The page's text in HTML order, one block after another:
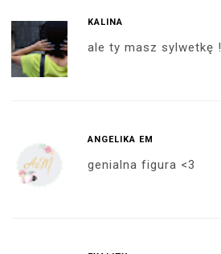
KALINA
ale ty masz sylwetkę !
ANGELIKA EM
genialna figura <3